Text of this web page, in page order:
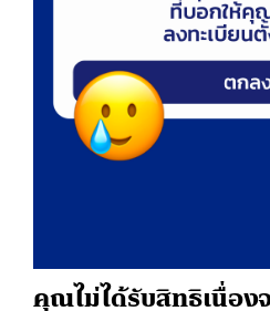
คุณไม่ได้รับสิทธิเนื่อ